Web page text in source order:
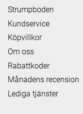
Strumpboden
Kundservice
Köpvillkor
Om oss
Rabattkoder
Månadens recension
Lediga tjänster